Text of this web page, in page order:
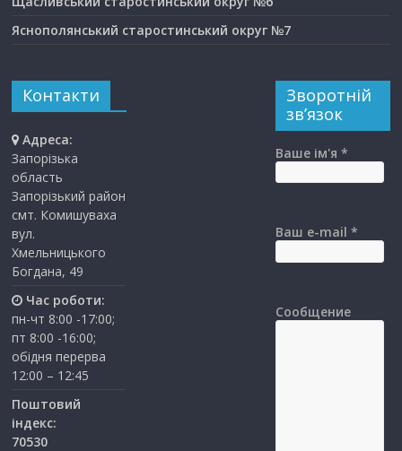
Яснополянський старостинський округ №7
Контакти
Адреса:
Запорізька
область
Запорізький район
смт. Комишуваха
вул.
Хмельницького
Богдана, 49
Час роботи:
пн-чт 8:00 -17:00;
пт 8:00 -16:00;
обідня перерва
12:00 – 12:45
Поштовий
індекс:
70530
Зворотній
зв’язок
Ваше ім'я *
Ваш e-mail *
Сообщение